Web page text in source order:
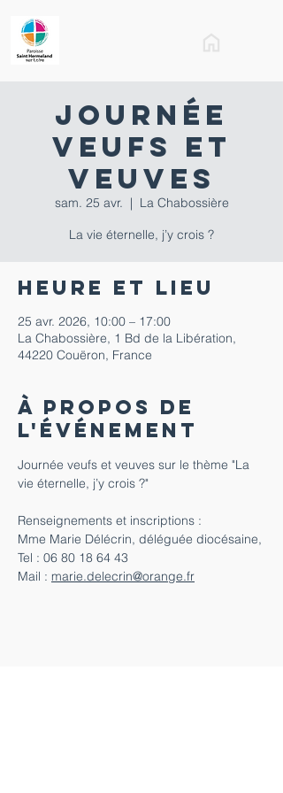
Journée
veufs et
veuves
sam. 25 avr.
  |
La Chabossière
La vie éternelle, j’y crois ?
Heure et lieu
25 avr. 2026, 10:00 – 17:00
La Chabossière, 1 Bd de la Libération,
44220 Couëron, France
À propos de
l'événement
Journée veufs et veuves sur le thème "La
vie éternelle, j’y crois ?"
Renseignements et inscriptions :
Mme Marie Délécrin, déléguée diocésaine,
Tel : 06 80 18 64 43
Mail : marie.delecrin@orange.fr